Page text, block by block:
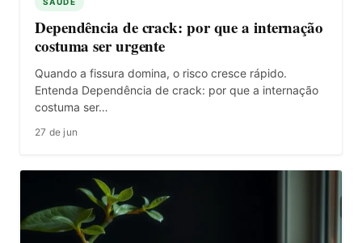
Dependência de crack: por que a internação
costuma ser urgente
Quando a fissura domina, o risco cresce rápido.
Entenda Dependência de crack: por que a internação
costuma ser…
27 de jun